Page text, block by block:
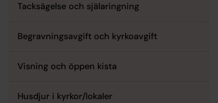
Tacksägelse och själaringning
Begravningsavgift och kyrkoavgift
Visning och öppen kista
Husdjur i kyrkor/lokaler